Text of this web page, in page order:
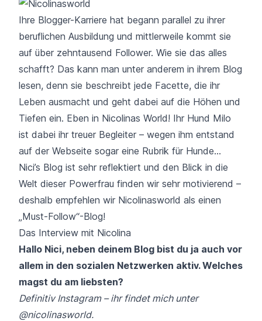
Ihre Blogger-Karriere hat begann parallel zu ihrer
beruflichen Ausbildung und mittlerweile kommt sie
auf über zehntausend Follower. Wie sie das alles
schafft? Das kann man unter anderem in ihrem Blog
lesen, denn sie beschreibt jede Facette, die ihr
Leben ausmacht und geht dabei auf die Höhen und
Tiefen ein. Eben in Nicolinas World! Ihr Hund Milo
ist dabei ihr treuer Begleiter – wegen ihm entstand
auf der Webseite sogar eine Rubrik für Hunde…
Nici’s Blog ist sehr reflektiert und den Blick in die
Welt dieser Powerfrau finden wir sehr motivierend –
deshalb empfehlen wir Nicolinasworld als einen
„Must-Follow“-Blog!
Das Interview mit Nicolina
Hallo Nici, neben deinem Blog bist du ja auch vor
allem in den sozialen Netzwerken aktiv. Welches
magst du am liebsten?
Definitiv Instagram – ihr findet mich unter
@nicolinasworld.